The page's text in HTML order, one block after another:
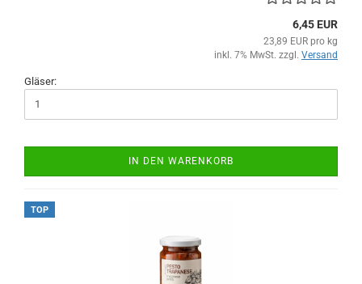
6,45 EUR
23,89 EUR pro kg
inkl. 7% MwSt. zzgl. Versand
Gläser:
IN DEN WARENKORB
TOP